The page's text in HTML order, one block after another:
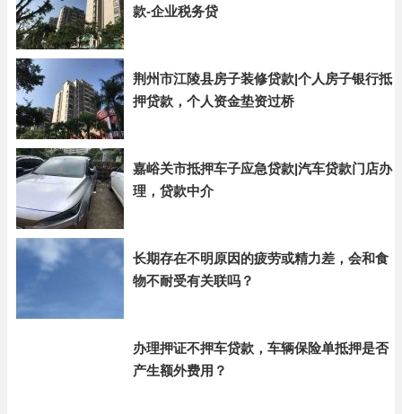
款-企业税务贷
荆州市江陵县房子装修贷款|个人房子银行抵
押贷款，个人资金垫资过桥
嘉峪关市抵押车子应急贷款|汽车贷款门店办
理，贷款中介
长期存在不明原因的疲劳或精力差，会和食
物不耐受有关联吗？
办理押证不押车贷款，车辆保险单抵押是否
产生额外费用？